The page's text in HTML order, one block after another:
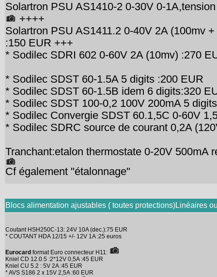
Solartron PSU AS1410-2 0-30V 0-
++++
Solartron PSU AS1411.2 0-40V 2A (100mv
:150 EUR +++
* Sodilec SDRI 602 0-60V 2A (10mv) :270
* Sodilec SDST 60-1.5A 5 digits :200 EUR
* Sodilec SDST 60-1.5B idem 6 digits:320
* Sodilec SDST 100-0,2 100V 200mA 5
* Sodilec Convergie SDST 60.1,5C 0-60V
* Sodilec SDRC source de courant 0,2A
Tranchant:etalon thermostate 0-20V 500mA
Cf également "étalonnage"
Blocs alimentation ajustables ( toutes protections)Linéaires
Coutant HSH250C-13: 24V 10A (dec.):75 EUR
* COUTANT HDA 12/15 +/- 12V 1A :25 euros
Eurocard format Euro connecteur H11:
Kniel CD 12.0.5 :2*12V 0,5A :45 EUR
Kniel CU 5.2 : 5V 2A :45 EUR
* AVS S186 2 x 15V 2,5A :60 EUR